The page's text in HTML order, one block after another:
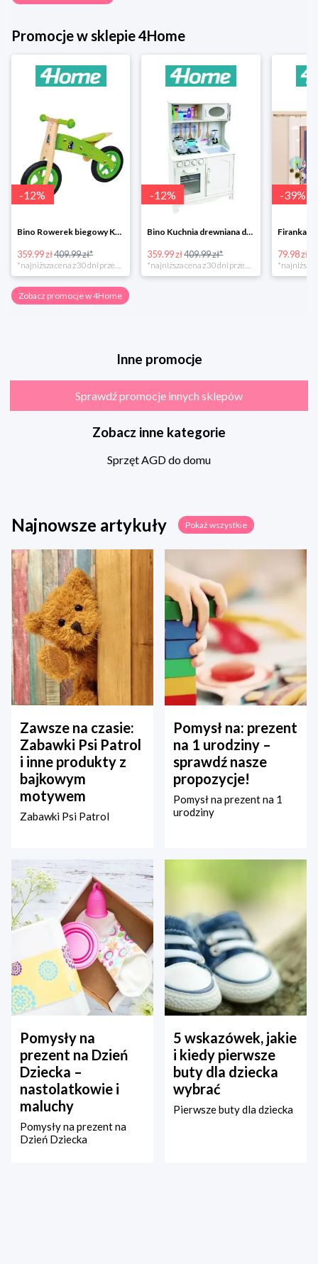
Promocje w sklepie 4Home
-12%
Bino Rowerek biegowy Krecik
359.99 zł409.99 zł*
-12%
Bino Kuchnia drewniana dla dzieci Provence
359.99 zł409.99 zł*
-39%
79.98 zł
Zobacz promocje w 4Home
Inne promocje
Sprawdź promocje innych sklepów
Zobacz inne kategorie
Sprzęt AGD do domu
Najnowsze artykuły Pokaż wszystkie
Zawsze na czasie:
Zabawki Psi Patrol
i inne produkty z
bajkowym
motywem
Zabawki Psi Patrol
Pomysł na: prezent
na 1 urodziny –
sprawdź nasze
propozycje!
Pomysł na prezent na 1
urodziny
Pomysły na
prezent na Dzień
Dziecka –
nastolatkowie i
maluchy
Pomysły na prezent na
Dzień Dziecka
5 wskazówek, jakie
i kiedy pierwsze
buty dla dziecka
wybrać
Pierwsze buty dla dziecka